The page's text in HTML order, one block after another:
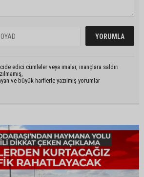
edici cümleler veya imalar, inançlara saldırı
ve büyük harflerle yazılmış yorumlar